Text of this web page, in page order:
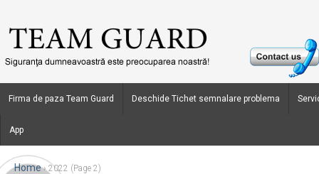
Firma de paza Team Guard Deschide Tichet semnalare problema
App
Home › 2022 (Page 2)